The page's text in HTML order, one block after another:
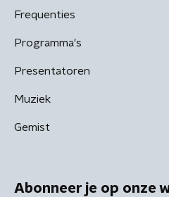
Frequenties
Programma's
Presentatoren
Muziek
Gemist
Abonneer je op onze